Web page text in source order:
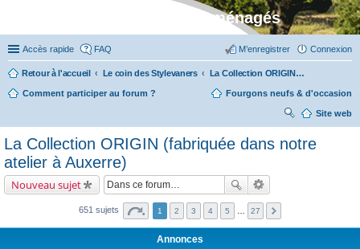
Stylevan - Vans aménagés
Accès rapide FAQ Connexion
M’enregistrer
Retour à l'accueil Le coin des Stylevaners La Collection ORIGIN (fabriquée dans notre atelier à Auxerre)
Comment participer au forum ? Fourgons neufs & d'occasion
Site web
her
La Collection ORIGIN (fabriquée dans notre
atelier à Auxerre)
Nouveau sujet
651 sujets 1 2 3 4 5 27
Annonces